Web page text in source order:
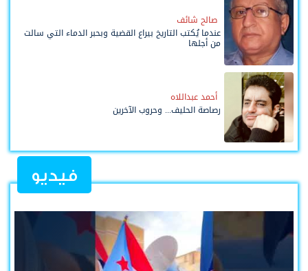
صالح شائف
عندما يُكتب التاريخ بيراع القضية وبحبر الدماء التي سالت
من أجلها
أحمد عبداللاه
رصاصة الحليف... وحروب الآخرين
فيديو